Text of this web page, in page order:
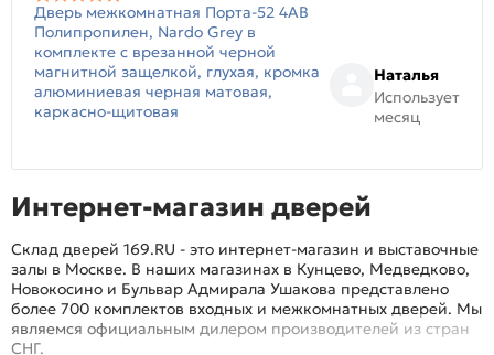
Дверь межкомнатная Порта-52 4AB
Полипропилен, Nardo Grey в
комплекте с врезанной черной
магнитной защелкой, глухая, кромка
алюминиевая черная матовая,
каркасно-щитовая
Наталья
Использует
месяц
Интернет-магазин дверей
Склад дверей 169.RU - это интернет-магазин и выставочные
залы в Москве. В наших магазинах в Кунцево, Медведково,
Новокосино и Бульвар Адмирала Ушакова представлено
более 700 комплектов входных и межкомнатных дверей. Мы
являемся официальным дилером производителей из стран
СНГ.